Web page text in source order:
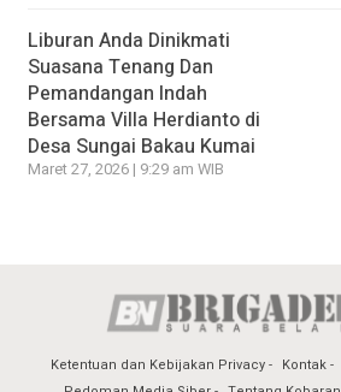
Liburan Anda Dinikmati
Suasana Tenang Dan
Pemandangan Indah
Bersama Villa Herdianto di
Desa Sungai Bakau Kumai
Maret 27, 2026 | 9:29 am WIB
Ketentuan dan Kebijakan Privacy Kontak